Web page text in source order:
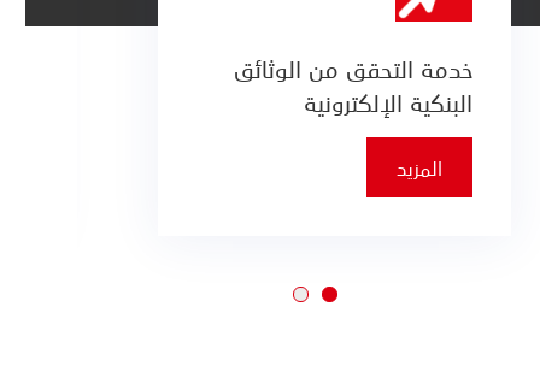
خدمة التحقق من الوثائق
البنكية الإلكترونية
المزيد